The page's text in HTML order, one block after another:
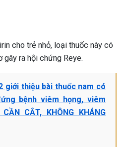
cho trẻ nhỏ, loại thuốc này có
ra hội chứng Reye.
giới thiệu bài thuốc nam có
bệnh viêm họng, viêm
CẮT, KHÔNG KHÁNG